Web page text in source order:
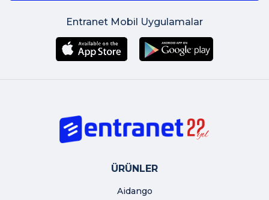
Entranet Mobil Uygulamalar
ÜRÜNLER
Aidango